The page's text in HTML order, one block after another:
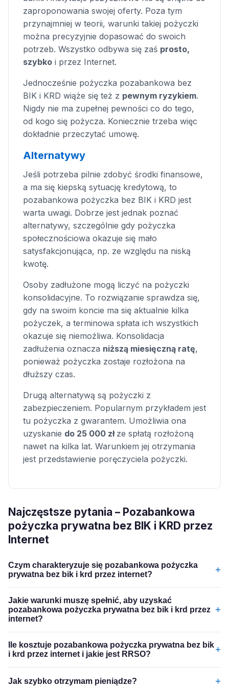
zaproponowania swojej oferty. Poza tym
przynajmniej w teorii, warunki takiej pożyczki
można precyzyjnie dopasować do swoich
potrzeb. Wszystko odbywa się zaś prosto,
szybko i przez Internet.
Jednocześnie pożyczka pozabankowa bez
BIK i KRD wiąże się też z pewnym ryzykiem.
Nigdy nie ma zupełnej pewności co do tego,
od kogo się pożycza. Koniecznie trzeba więc
dokładnie przeczytać umowę.
Alternatywy
Jeśli potrzeba pilnie zdobyć środki finansowe,
a ma się kiepską sytuację kredytową, to
pozabankowa pożyczka bez BIK i KRD jest
warta uwagi. Dobrze jest jednak poznać
alternatywy, szczególnie gdy pożyczka
społecznościowa okazuje się mało
satysfakcjonująca, np. ze względu na niską
kwotę.
Osoby zadłużone mogą liczyć na pożyczki
konsolidacyjne. To rozwiązanie sprawdza się,
gdy na swoim koncie ma się aktualnie kilka
pożyczek, a terminowa spłata ich wszystkich
okazuje się niemożliwa. Konsolidacja
zadłużenia oznacza niższą miesięczną ratę,
ponieważ pożyczka zostaje rozłożona na
dłuższy czas.
Drugą alternatywą są pożyczki z
zabezpieczeniem. Popularnym przykładem jest
tu pożyczka z gwarantem. Umożliwia ona
uzyskanie do 25 000 zł ze spłatą rozłożoną
nawet na kilka lat. Warunkiem jej otrzymania
jest przedstawienie poręczyciela pożyczki.
Najczęstsze pytania – Pozabankowa
pożyczka prywatna bez BIK i KRD przez
Internet
Czym charakteryzuje się pozabankowa pożyczka
prywatna bez bik i krd przez internet?
+
Jakie warunki muszę spełnić, aby uzyskać
pozabankowa pożyczka prywatna bez bik i krd przez
internet?
+
Ile kosztuje pozabankowa pożyczka prywatna bez bik
i krd przez internet i jakie jest RRSO?
+
Jak szybko otrzymam pieniądze? +